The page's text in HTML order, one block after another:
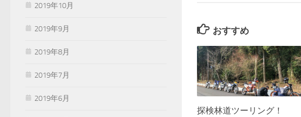
おすすめ
探検林道ツーリング！
2019年10月
2019年9月
2019年8月
2019年7月
2019年6月